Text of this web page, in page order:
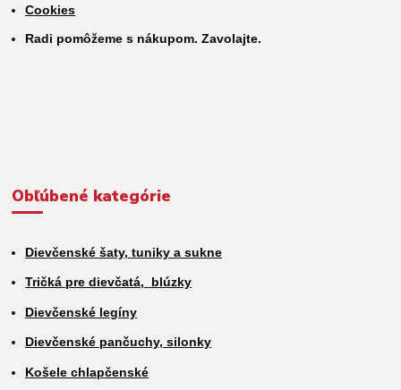
Cookies
Radi pomôžeme s nákupom. Zavolajte.
Obľúbené kategórie
Dievčenské šaty, tuniky a sukne
Tričká pre dievčatá, blúzky
Dievčenské legíny
Dievčenské pančuchy, silonky
Košele chlapčenské